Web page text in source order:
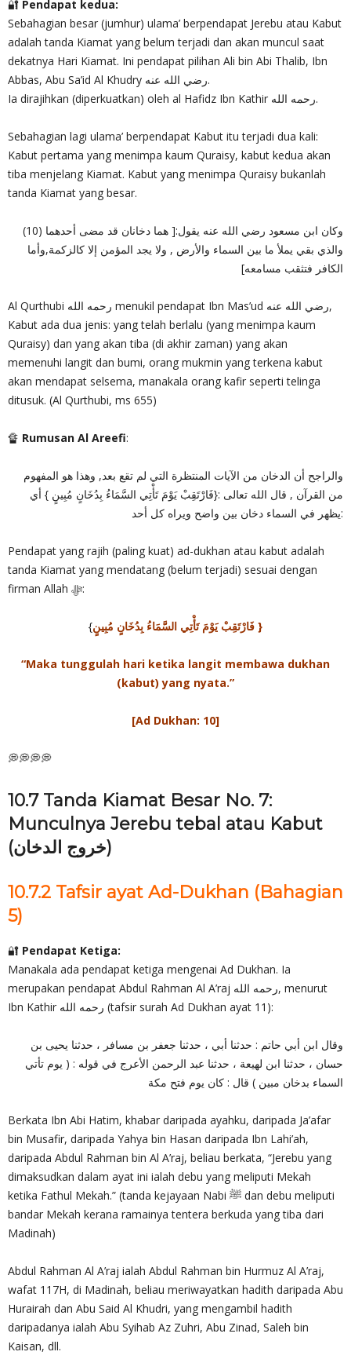
🔐 Pendapat kedua:
Sebahagian besar (jumhur) ulama’ berpendapat Jerebu atau Kabut
adalah tanda Kiamat yang belum terjadi dan akan muncul saat
dekatnya Hari Kiamat. Ini pendapat pilihan Ali bin Abi Thalib, Ibn
Abbas, Abu Sa’id Al Khudry رضي الله عنه.
Ia dirajihkan (diperkuatkan) oleh al Hafidz Ibn Kathir رحمه الله.
Sebahagian lagi ulama’ berpendapat Kabut itu terjadi dua kali:
Kabut pertama yang menimpa kaum Quraisy, kabut kedua akan
tiba menjelang Kiamat. Kabut yang menimpa Quraisy bukanlah
tanda Kiamat yang besar.
وكان ابن مسعود رضي الله عنه يقول:[ هما دخانان قد مضى أحدهما (10)
والذي بقي يملأ ما بين السماء والأرض , ولا يجد المؤمن إلا كالزكمة,وأما
الكافر فتثقب مسامعه]
Al Qurthubi رحمه الله menukil pendapat Ibn Mas’ud رضي الله عنه,
Kabut ada dua jenis: yang telah berlalu (yang menimpa kaum
Quraisy) dan yang akan tiba (di akhir zaman) yang akan
memenuhi langit dan bumi, orang mukmin yang terkena kabut
akan mendapat selsema, manakala orang kafir seperti telinga
ditusuk. (Al Qurthubi, ms 655)
🔏 Rumusan Al Areefi:
والراجح أن الدخان من الآيات المنتظرة التي لم تقع بعد, وهذا هو المفهوم
من القرآن , قال الله تعالى :{فَارْتَقِبْ يَوْمَ تَأْتِي السَّمَاءُ بِدُخَانٍ مُبِينٍ } أي
:يظهر في السماء دخان بين واضح ويراه كل أحد
Pendapat yang rajih (paling kuat) ad-dukhan atau kabut adalah
tanda Kiamat yang mendatang (belum terjadi) sesuai dengan
firman Allah ‎ﷻ:
{ فَارْتَقِبْ يَوْمَ تَأْتِي السَّمَاءُ بِدُخَانٍ مُبِينٍ }
“Maka tunggulah hari ketika langit membawa dukhan
(kabut) yang nyata.”
[Ad Dukhan: 10]
💭💭💭💭
10.7 Tanda Kiamat Besar No. 7:
Munculnya Jerebu tebal atau Kabut
(خروج الدخان)
10.7.2 Tafsir ayat Ad-Dukhan (Bahagian
5)
🔐 Pendapat Ketiga:
Manakala ada pendapat ketiga mengenai Ad Dukhan. Ia
merupakan pendapat Abdul Rahman Al A’raj رحمه الله, menurut
Ibn Kathir رحمه الله (tafsir surah Ad Dukhan ayat 11):
وقال ابن أبي حاتم : حدثنا أبي ، حدثنا جعفر بن مسافر ، حدثنا يحيى بن
حسان ، حدثنا ابن لهيعة ، حدثنا عبد الرحمن الأعرج في قوله : ( يوم تأتي
السماء بدخان مبين ) قال : كان يوم فتح مكة
Berkata Ibn Abi Hatim, khabar daripada ayahku, daripada Ja’afar
bin Musafir, daripada Yahya bin Hasan daripada Ibn Lahi’ah,
daripada Abdul Rahman bin Al A’raj, beliau berkata, “Jerebu yang
dimaksudkan dalam ayat ini ialah debu yang meliputi Mekah
ketika Fathul Mekah.” (tanda kejayaan Nabi ﷺ dan debu meliputi
bandar Mekah kerana ramainya tentera berkuda yang tiba dari
Madinah)
Abdul Rahman Al A’raj ialah Abdul Rahman bin Hurmuz Al A’raj,
wafat 117H, di Madinah, beliau meriwayatkan hadith daripada Abu
Hurairah dan Abu Said Al Khudri, yang mengambil hadith
daripadanya ialah Abu Syihab Az Zuhri, Abu Zinad, Saleh bin
Kaisan, dll.